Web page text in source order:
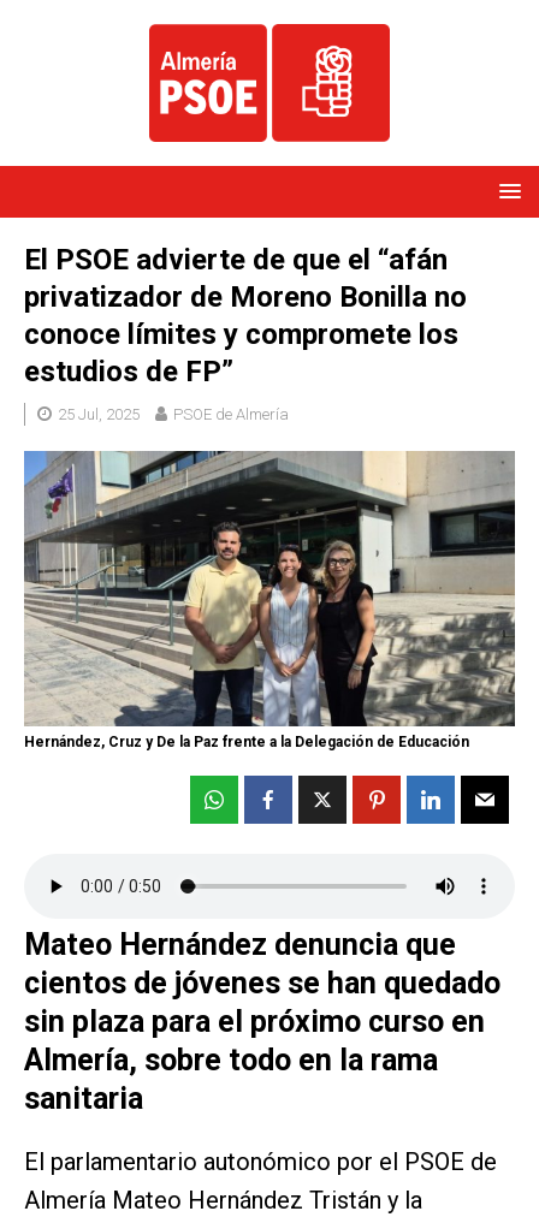
El PSOE advierte de que el “afán
privatizador de Moreno Bonilla no
conoce límites y compromete los
estudios de FP”
25 Jul, 2025 PSOE de Almería
Hernández, Cruz y De la Paz frente a la Delegación de Educación
Mateo Hernández denuncia que
cientos de jóvenes se han quedado
sin plaza para el próximo curso en
Almería, sobre todo en la rama
sanitaria
El parlamentario autonómico por el PSOE de
Almería Mateo Hernández Tristán y la